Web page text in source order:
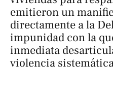
emitieron un
directamente a la
impunidad con la
inmediata
violencia